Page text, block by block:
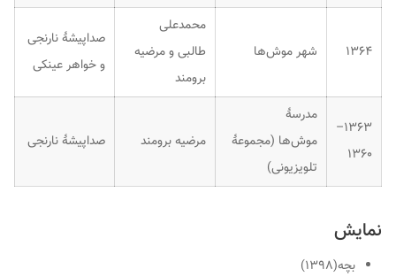
۱۳۶۴ شهر موش‌ها
محمدعلی
طالبی و مرضیه
برومند
صداپیشهٔ نارنجی
و خواهر عینکی
۱۳۶۳–
۱۳۶۰
مدرسهٔ
موش‌ها (مجموعهٔ
تلویزیونی)
مرضیه برومند صداپیشهٔ نارنجی
نمایش
بچه(۱۳۹۸)